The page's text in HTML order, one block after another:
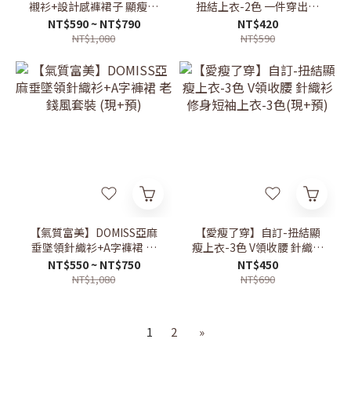
襯衫+設計感褲裙子 顯瘦套
裝 白襯衫 高級感穿搭 氣質
(現+預)
NT$590 ~ NT$790
NT$1,080
扭結上衣-2色 一件穿出溫
柔感 顯瘦露肩 約會穿搭(現
+預)
NT$420
NT$590
【氣質富美】DOMISS亞麻
垂墜領針織衫+A字褲裙 老
錢風套裝 (現+預)
NT$550 ~ NT$750
NT$1,080
【愛瘦了穿】自訂-扭結顯
瘦上衣-3色 V領收腰 針織衫
修身短袖上衣-3色(現+預)
NT$450
NT$690
1 2 »